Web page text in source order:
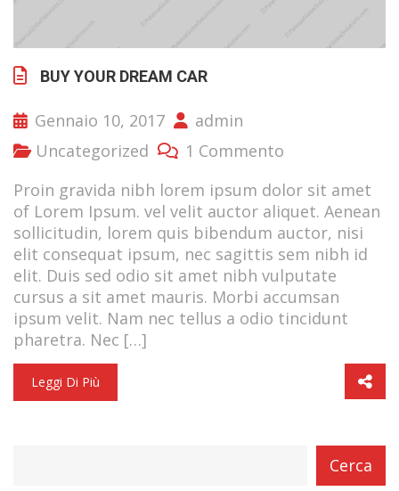
BUY YOUR DREAM CAR
Gennaio 10, 2017
admin
Uncategorized
1 Commento
Proin gravida nibh lorem ipsum dolor sit amet
of Lorem Ipsum. vel velit auctor aliquet. Aenean
sollicitudin, lorem quis bibendum auctor, nisi
elit consequat ipsum, nec sagittis sem nibh id
elit. Duis sed odio sit amet nibh vulputate
cursus a sit amet mauris. Morbi accumsan
ipsum velit. Nam nec tellus a odio tincidunt
pharetra. Nec […]
Leggi Di Più
Cerca